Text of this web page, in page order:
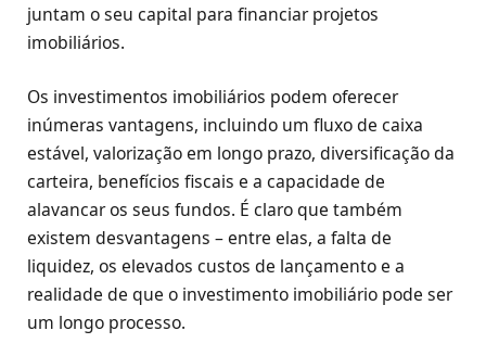
juntam o seu capital para financiar projetos
imobiliários.
Os investimentos imobiliários podem oferecer
inúmeras vantagens, incluindo um fluxo de caixa
estável, valorização em longo prazo, diversificação da
carteira, benefícios fiscais e a capacidade de
alavancar os seus fundos. É claro que também
existem desvantagens – entre elas, a falta de
liquidez, os elevados custos de lançamento e a
realidade de que o investimento imobiliário pode ser
um longo processo.